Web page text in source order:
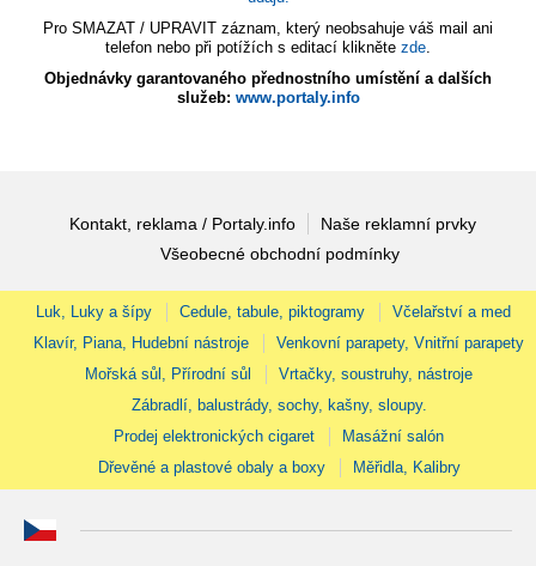
Pro SMAZAT / UPRAVIT záznam, který neobsahuje váš mail ani
telefon nebo při potížích s editací klikněte zde.
Objednávky garantovaného přednostního umístění a dalších
služeb: www.portaly.info
Kontakt, reklama / Portaly.info
Naše reklamní prvky
Všeobecné obchodní podmínky
Luk, Luky a šípy Cedule, tabule, piktogramy
Včelařství a med
Klavír, Piana, Hudební nástroje
Venkovní parapety, Vnitřní parapety
Mořská sůl, Přírodní sůl
Vrtačky, soustruhy, nástroje
Zábradlí, balustrády, sochy, kašny, sloupy.
Prodej elektronických cigaret
Masážní salón
Dřevěné a plastové obaly a boxy
Měřidla, Kalibry